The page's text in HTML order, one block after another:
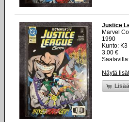
Justice
Marvel
1990
Kunto:
3.00 €
Näytä